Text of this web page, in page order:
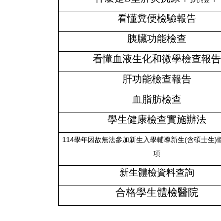
看懂糞便檢驗報告
胰臟功能檢查
看懂血液生化和微學檢查報告
肝功能檢查報告
血脂肪檢查
學生健康檢查實施辦法
114學年因故無法參加新生入學輔導新生(含碩士生)
項
新生體檢資料查詢
合格學生體檢醫院